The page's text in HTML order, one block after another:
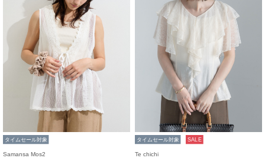
タイムセール対象
Samansa Mos2
タイムセール対象 SALE
Te chichi